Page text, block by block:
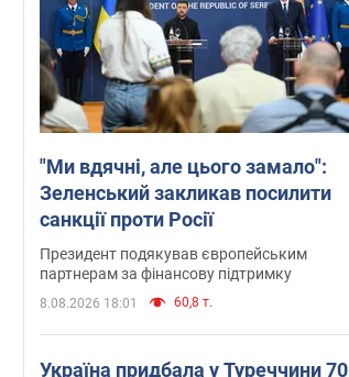
"Ми вдячні, але цього замало":
Зеленський закликав посилити
санкції проти Росії
Президент подякував європейським
партнерам за фінансову підтримку
8.08.2026 18:01 60,8 т.
Україна придбала у Туреччини 70